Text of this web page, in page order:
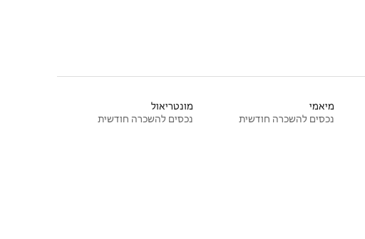
מיאמי
נכסים להשכרה חודשית
מונטריאול
נכסים להשכרה חודשית